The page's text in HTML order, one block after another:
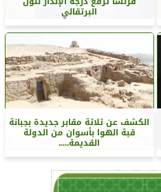
البرتقالي
الكشف عن ثلاثة مقابر جديدة بجبانة
قبة الهوا بأسوان من الدولة
القديمة.....